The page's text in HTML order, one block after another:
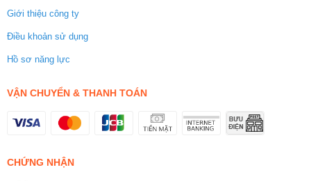
Giới thiệu công ty
Điều khoản sử dụng
Hồ sơ năng lực
VẬN CHUYỂN & THANH TOÁN
CHỨNG NHẬN